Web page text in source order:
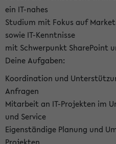
ein IT-nahes
Studium mit Fokus auf
sowie IT-Kenntnisse
mit Schwerpunkt SharePoint
Deine Aufgaben:
Koordination und
Anfragen
Mitarbeit an IT-Projekten im
und Service
Eigenständige Planung und